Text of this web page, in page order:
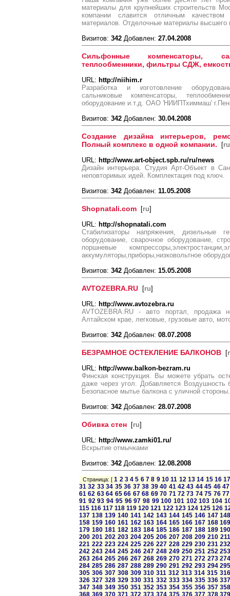
материалы для крупнейших строительств
компании славится отличным
материалов. Отделочные материалы высшего
Визитов: 342 Добавлен: 27.04.2008
Сильфонные компенсаторы,
теплообменники, фильтры СДЖ,
URL: http://niihim.r
Разработка и изготовление
сальниковые компенсаторы,
оборудование и.т.д. ОАО 'НИИПТхиммаш'
Визитов: 342 Добавлен: 30.04.2008
Создание дизайна интерьеров,
Полный комплекс в одной компании. [ru
URL: http://www.art-object.spb.ru/ru/news
Дизайн интерьера. Студия Арт-Объект в
неповторимых идей. Комплектация под ключ.
Визитов: 342 Добавлен: 11.05.2008
Shopnatali.com [ru]
URL: http://shopnatali.com
Cтабилизаторы напряжения, дизельные
оборудование, сварочное оборудование,
поршневые
аккумуляторы,приборы,низковольтное
Визитов: 342 Добавлен: 15.05.2008
AVTOZEBRA.RU [ru]
URL: http://www.avtozebra.ru
AVTOZEBRA.RU - авто портал,
Алтайском крае, легковые, грузовые авто,
Визитов: 342 Добавлен: 08.07.2008
БЕЗРАМНОЕ ОСТЕКЛЕНИЕ БАЛКОНОВ [
URL: http://www.balkon-bezram.ru
Финская конструкция. Вы можете убрать
даже через угол. Добавляется Воздушность
Безопасное мытье балкона с уличной
Визитов: 342 Добавлен: 28.07.2008
Обивка стен [ru]
URL: http://www.zamki01.ru/
Вскрытие отмычками
Визитов: 342 Добавлен: 12.08.2008
Страница: [1 2 3 4 5 6 7 8 9 10 11 12 13 14 15 16
31 32 33 34 35 36 37 38 39 40 41 42 43 44 45 46 47
61 62 63 64 65 66 67 68 69 70 71 72 73 74 75 76 77
91 92 93 94 95 96 97 98 99 100 101 102 103 104
115 116 117 118 119 120 121 122 123 124 125 126
137 138 139 140 141 142 143 144 145 146 147
158 159 160 161 162 163 164 165 166 167 168
179 180 181 182 183 184 185 186 187 188 189
200 201 202 203 204 205 206 207 208 209 210 211
221 222 223 224 225 226 227 228 229 230 231
242 243 244 245 246 247 248 249 250 251 252
263 264 265 266 267 268 269 270 271 272 273
284 285 286 287 288 289 290 291 292 293 294
305 306 307 308 309 310 311 312 313 314 315 316
326 327 328 329 330 331 332 333 334 335 336
347 348 349 350 351 352 353 354 355 356 357
368 369 370 371 372 373 374 375 376 377 378